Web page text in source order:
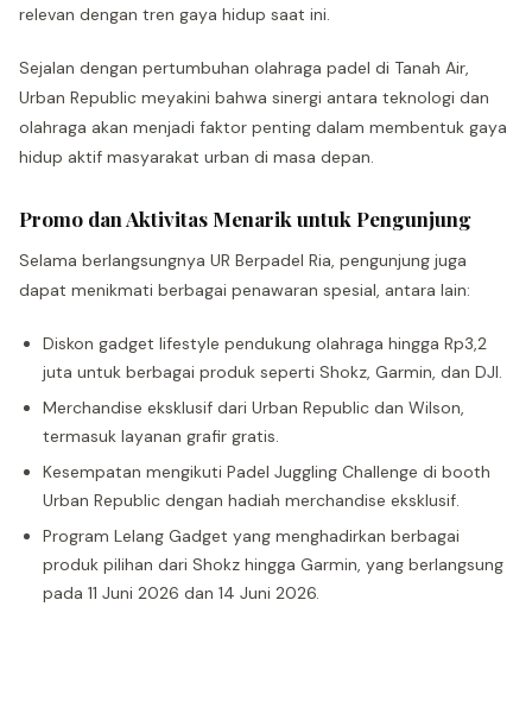
relevan dengan tren gaya hidup saat ini.
Sejalan dengan pertumbuhan olahraga padel di Tanah Air,
Urban Republic meyakini bahwa sinergi antara teknologi dan
olahraga akan menjadi faktor penting dalam membentuk gaya
hidup aktif masyarakat urban di masa depan.
Promo dan Aktivitas Menarik untuk Pengunjung
Selama berlangsungnya UR Berpadel Ria, pengunjung juga
dapat menikmati berbagai penawaran spesial, antara lain:
Diskon gadget lifestyle pendukung olahraga hingga Rp3,2
juta untuk berbagai produk seperti Shokz, Garmin, dan DJI.
Merchandise eksklusif dari Urban Republic dan Wilson,
termasuk layanan grafir gratis.
Kesempatan mengikuti Padel Juggling Challenge di booth
Urban Republic dengan hadiah merchandise eksklusif.
Program Lelang Gadget yang menghadirkan berbagai
produk pilihan dari Shokz hingga Garmin, yang berlangsung
pada 11 Juni 2026 dan 14 Juni 2026.